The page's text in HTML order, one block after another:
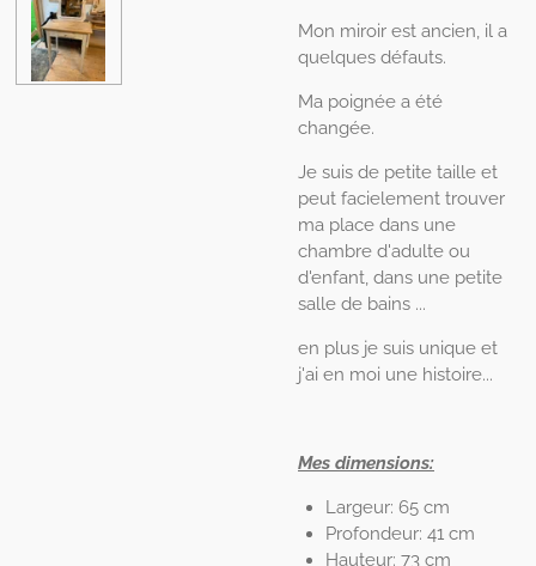
Mon miroir est ancien, il a
quelques défauts.
Ma poignée a été
changée.
Je suis de petite taille et
peut facielement trouver
ma place dans une
chambre d'adulte ou
d'enfant, dans une petite
salle de bains ...
en plus je suis unique et
j'ai en moi une histoire...
Mes dimensions:
Largeur: 65 cm
Profondeur: 41 cm
Hauteur: 73 cm